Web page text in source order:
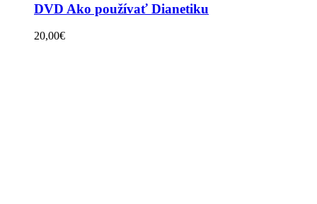
DVD Ako používať Dianetiku
20,00€